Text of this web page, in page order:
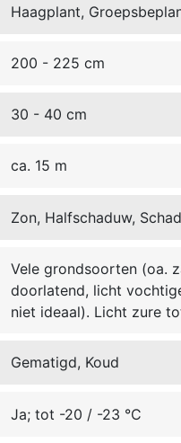
Haagplant,
200 - 225 cm
30 - 40 cm
ca. 15 m
Zon, Halfschaduw,
Vele grondsoorten (oa.
doorlatend, licht
niet ideaal). Licht zure
Gematigd, Koud
Ja; tot -20 / -23 °C